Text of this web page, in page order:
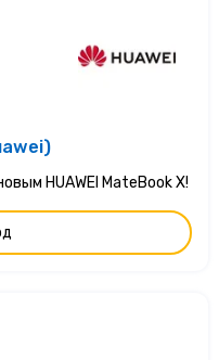
HUAWEI MateBook X!